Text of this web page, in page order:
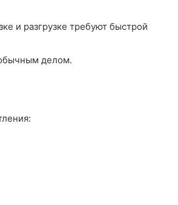
и разгрузке требуют быстрой
делом.